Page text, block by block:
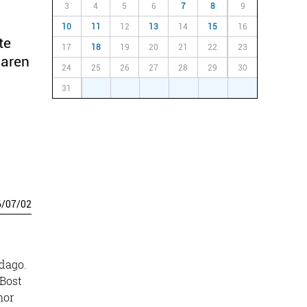
/07/02
3 4 5 6 7 8 9
10 11 12 13 14 15 16
17 18 19 20 21 22 23
24 25 26 27 28 29 30
31